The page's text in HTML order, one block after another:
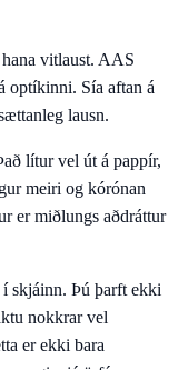
vitlaust. AAS
optíkinni. Sía aftan á
lausn.
lítur vel út á pappír,
meiri og kórónan
er miðlungs aðdráttur
skjáinn. Þú þarft ekki
nokkrar vel
er ekki bara